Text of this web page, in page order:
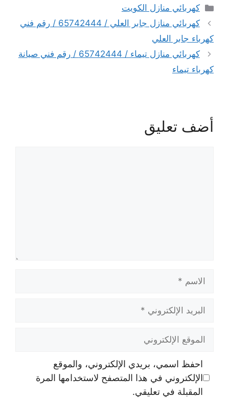
التصنيفات
كهربائي منازل الكويت
كهربائي منازل جابر العلي / 65742444 / رقم فني
كهرباء جابر العلي
كهربائي منازل تيماء / 65742444 / رقم فني صيانة
كهرباء تيماء
أضف تعليق
الاسم
البريد
الإلكتروني
الموقع
الإلكتروني
احفظ اسمي، بريدي الإلكتروني، والموقع
الإلكتروني في هذا المتصفح لاستخدامها المرة
المقبلة في تعليقي.